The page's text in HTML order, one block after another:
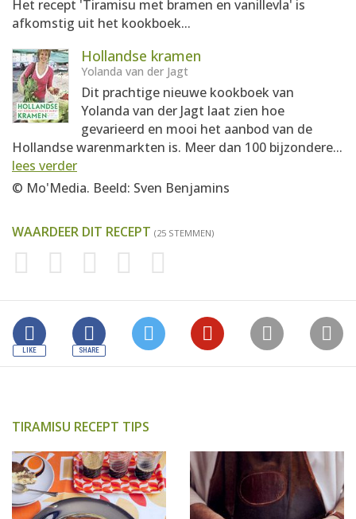
Het recept 'Tiramisu met bramen en vanillevla' is
afkomstig uit het kookboek...
Hollandse kramen
Yolanda van der Jagt
Dit prachtige nieuwe kookboek van
Yolanda van der Jagt laat zien hoe
gevarieerd en mooi het aanbod van de
Hollandse warenmarkten is. Meer dan 100 bijzondere...
lees verder
© Mo'Media. Beeld: Sven Benjamins
WAARDEER DIT RECEPT (25 STEMMEN)
TIRAMISU RECEPT TIPS